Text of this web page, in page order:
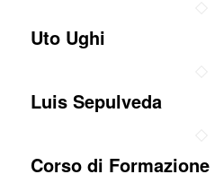
Uto Ughi
Luis Sepulveda
Corso di Formazione